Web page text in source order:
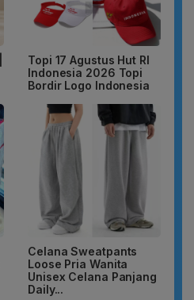
Topi 17 Agustus Hut RI
Indonesia 2026 Topi
Bordir Logo Indonesia
Celana Sweatpants
Loose Pria Wanita
Unisex Celana Panjang
Daily...